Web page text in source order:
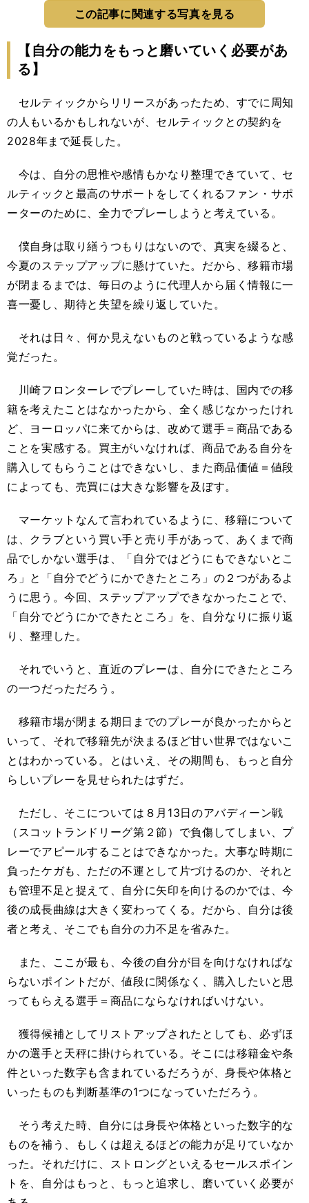
この記事に関連する写真を見る
【自分の能力をもっと磨いていく必要があ
る】
セルティックからリリースがあったため、すでに周知
の人もいるかもしれないが、セルティックとの契約を
2028年まで延長した。
今は、自分の思惟や感情もかなり整理できていて、セ
ルティックと最高のサポートをしてくれるファン・サポ
ーターのために、全力でプレーしようと考えている。
僕自身は取り繕うつもりはないので、真実を綴ると、
今夏のステップアップに懸けていた。だから、移籍市場
が閉まるまでは、毎日のように代理人から届く情報に一
喜一憂し、期待と失望を繰り返していた。
それは日々、何か見えないものと戦っているような感
覚だった。
川崎フロンターレでプレーしていた時は、国内での移
籍を考えたことはなかったから、全く感じなかったけれ
ど、ヨーロッパに来てからは、改めて選手＝商品である
ことを実感する。買主がいなければ、商品である自分を
購入してもらうことはできないし、また商品価値＝値段
によっても、売買には大きな影響を及ぼす。
マーケットなんて言われているように、移籍について
は、クラブという買い手と売り手があって、あくまで商
品でしかない選手は、「自分ではどうにもできないとこ
ろ」と「自分でどうにかできたところ」の２つがあるよ
うに思う。今回、ステップアップできなかったことで、
「自分でどうにかできたところ」を、自分なりに振り返
り、整理した。
それでいうと、直近のプレーは、自分にできたところ
の一つだっただろう。
移籍市場が閉まる期日までのプレーが良かったからと
いって、それで移籍先が決まるほど甘い世界ではないこ
とはわかっている。とはいえ、その期間も、もっと自分
らしいプレーを見せられたはずだ。
ただし、そこについては８月13日のアバディーン戦
（スコットランドリーグ第２節）で負傷してしまい、プ
レーでアピールすることはできなかった。大事な時期に
負ったケガも、ただの不運として片づけるのか、それと
も管理不足と捉えて、自分に矢印を向けるのかでは、今
後の成長曲線は大きく変わってくる。だから、自分は後
者と考え、そこでも自分の力不足を省みた。
また、ここが最も、今後の自分が目を向けなければな
らないポイントだが、値段に関係なく、購入したいと思
ってもらえる選手＝商品にならなければいけない。
獲得候補としてリストアップされたとしても、必ずほ
かの選手と天秤に掛けられている。そこには移籍金や条
件といった数字も含まれているだろうが、身長や体格と
いったものも判断基準の1つになっていただろう。
そう考えた時、自分には身長や体格といった数字的な
ものを補う、もしくは超えるほどの能力が足りていなか
った。それだけに、ストロングといえるセールスポイン
トを、自分はもっと、もっと追求し、磨いていく必要が